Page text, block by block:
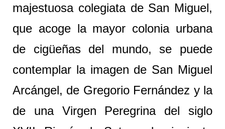
majestuosa colegiata de San Miguel,
que acoge la mayor colonia urbana
de cigüeñas del mundo, se puede
contemplar la imagen de San Miguel
Arcángel, de Gregorio Fernández y la
de una Virgen Peregrina del siglo